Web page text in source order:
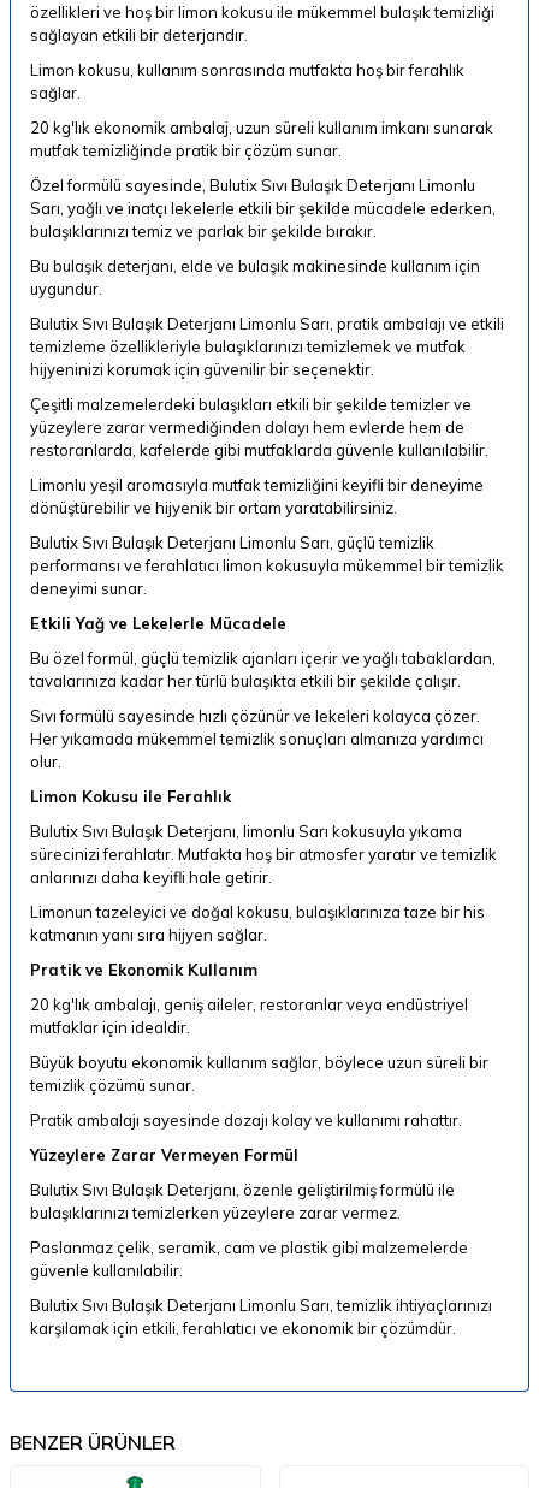
özellikleri ve hoş bir limon kokusu ile mükemmel bulaşık temizliği
sağlayan etkili bir deterjandır.
Limon kokusu, kullanım sonrasında mutfakta hoş bir ferahlık
sağlar.
20 kg'lık ekonomik ambalaj, uzun süreli kullanım imkanı sunarak
mutfak temizliğinde pratik bir çözüm sunar.
Özel formülü sayesinde, Bulutix Sıvı Bulaşık Deterjanı Limonlu
Sarı , yağlı ve inatçı lekelerle etkili bir şekilde mücadele ederken,
bulaşıklarınızı temiz ve parlak bir şekilde bırakır.
Bu bulaşık deterjanı, elde ve bulaşık makinesinde kullanım için
uygundur.
Bulutix Sıvı Bulaşık Deterjanı Limonlu Sarı, pratik ambalajı ve etkili
temizleme özellikleriyle bulaşıklarınızı temizlemek ve mutfak
hijyeninizi korumak için güvenilir bir seçenektir.
Çeşitli malzemelerdeki bulaşıkları etkili bir şekilde temizler ve
yüzeylere zarar vermediğinden dolayı hem evlerde hem de
restoranlarda, kafelerde gibi mutfaklarda güvenle kullanılabilir.
Limonlu yeşil aromasıyla mutfak temizliğini keyifli bir deneyime
dönüştürebilir ve hijyenik bir ortam yaratabilirsiniz.
Bulutix Sıvı Bulaşık Deterjanı Limonlu Sarı , güçlü temizlik
performansı ve ferahlatıcı limon kokusuyla mükemmel bir temizlik
deneyimi sunar.
Etkili Yağ ve Lekelerle Mücadele
Bu özel formül, güçlü temizlik ajanları içerir ve yağlı tabaklardan,
tavalarınıza kadar her türlü bulaşıkta etkili bir şekilde çalışır.
Sıvı formülü sayesinde hızlı çözünür ve lekeleri kolayca çözer.
Her yıkamada mükemmel temizlik sonuçları almanıza yardımcı
olur.
Limon Kokusu ile Ferahlık
Bulutix Sıvı Bulaşık Deterjanı, limonlu Sarı kokusuyla yıkama
sürecinizi ferahlatır. Mutfakta hoş bir atmosfer yaratır ve temizlik
anlarınızı daha keyifli hale getirir.
Limonun tazeleyici ve doğal kokusu, bulaşıklarınıza taze bir his
katmanın yanı sıra hijyen sağlar.
Pratik ve Ekonomik Kullanım
20 kg'lık ambalajı, geniş aileler, restoranlar veya endüstriyel
mutfaklar için idealdir.
Büyük boyutu ekonomik kullanım sağlar, böylece uzun süreli bir
temizlik çözümü sunar.
Pratik ambalajı sayesinde dozajı kolay ve kullanımı rahattır.
Yüzeylere Zarar Vermeyen Formül
Bulutix Sıvı Bulaşık Deterjanı, özenle geliştirilmiş formülü ile
bulaşıklarınızı temizlerken yüzeylere zarar vermez.
Paslanmaz çelik, seramik, cam ve plastik gibi malzemelerde
güvenle kullanılabilir.
Bulutix Sıvı Bulaşık Deterjanı Limonlu Sarı , temizlik ihtiyaçlarınızı
karşılamak için etkili, ferahlatıcı ve ekonomik bir çözümdür.
BENZER ÜRÜNLER